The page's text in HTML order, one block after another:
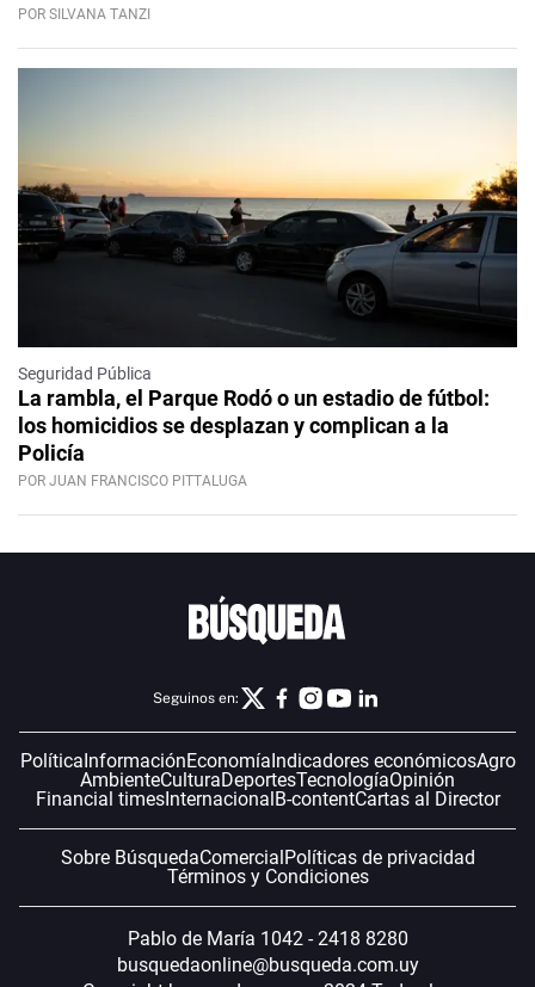
POR SILVANA TANZI
Seguridad Pública
La rambla, el Parque Rodó o un estadio de fútbol:
los homicidios se desplazan y complican a la
Policía
POR JUAN FRANCISCO PITTALUGA
Seguinos en:
Política InformaciónEconomía Indicadores económicosAgro
AmbienteCulturaDeportesTecnologíaOpinión
Financial timesInternacional B-contentCartas al Director
Sobre BúsquedaComercial Políticas de privacidad
Términos y Condiciones
Pablo de María 1042 - 2418 8280
busquedaonline@busqueda.com.uy